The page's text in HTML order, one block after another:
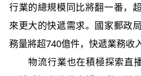
行業的總規模同比將翻一番，
來更大的快遞需求。國家郵政
務量將超740億件，快遞業務收
物流行業也在積極探索直